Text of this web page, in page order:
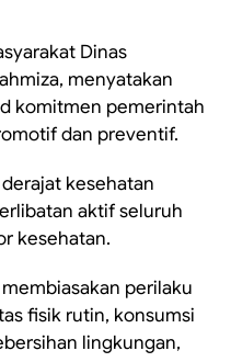
Dinas
menyatakan
komitmen pemerintah
dan preventif.
kesehatan
aktif seluruh
kesehatan.
perilaku
fisik rutin, konsumsi
lingkungan,